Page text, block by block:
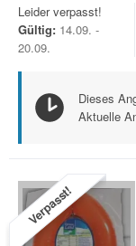
Leider verpasst!
Gültig: 14.09. -
20.09.
Dieses
Aktuelle
Verpasst!